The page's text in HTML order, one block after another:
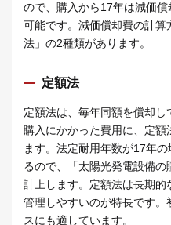
ので、購入から17年は減価
可能です。減価償却費の計
法」の2種類があります。
定額法
定額法は、毎年同額を償却
購入にかかった費用に、定額
ます。法定耐用年数が17年
るので、「太陽光発電設備
計上します。定額法は長期
管理しやすいのが特長です
スにも適しています。